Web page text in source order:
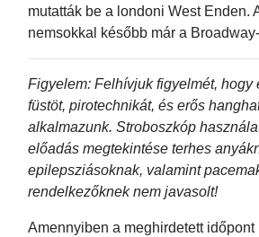
mutatták be a londoni West Enden.
nemsokkal később már a
Figyelem: Felhívjuk figyelmét, hogy
füstöt, pirotechnikát, és erős
alkalmazunk. Stroboszkóp
előadás megtekintése terhes
epilepsziásoknak, valamint
rendelkezőknek nem javasolt!
Amennyiben a meghirdetett